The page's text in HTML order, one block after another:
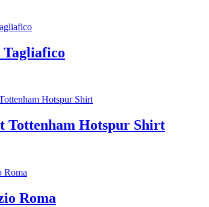
Tottenham Hotspur Shirt
Roma